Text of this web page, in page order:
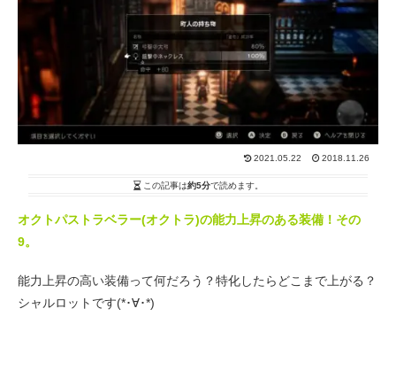
2021.05.22 2018.11.26
この記事は約5分で読めます。
オクトパストラベラー(オクトラ)の能力上昇のある装備！その
9。
能力上昇の高い装備って何だろう？特化したらどこまで上がる？
シャルロットです(*･∀･*)